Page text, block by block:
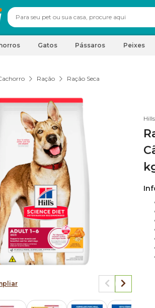
Gatos Pássaros Peixes
Ração Ração Seca
Hills